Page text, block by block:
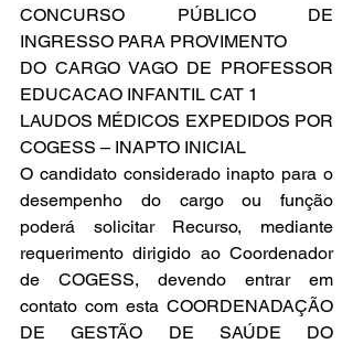
CONCURSO PÚBLICO DE
INGRESSO PARA PROVIMENTO
DO CARGO VAGO DE PROFESSOR
EDUCACAO INFANTIL CAT 1
LAUDOS MÉDICOS EXPEDIDOS POR
COGESS – INAPTO INICIAL
O candidato considerado inapto para o
desempenho do cargo ou função
poderá solicitar Recurso, mediante
requerimento dirigido ao Coordenador
de COGESS, devendo entrar em
contato com esta COORDENADAÇÃO
DE GESTÃO DE SAÚDE DO